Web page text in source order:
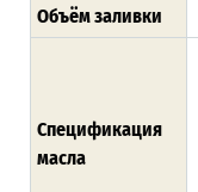
Объём заливки
Спецификация
масла